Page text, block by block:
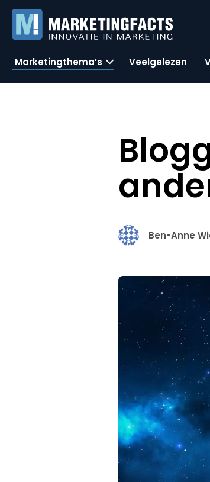
Marketingthema’s Veelgelezen
Ben-Anne